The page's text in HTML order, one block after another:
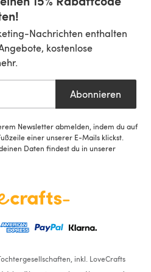
Nachrichten enthalten
kostenlose
Abonnieren
Newsletter abmelden, indem du auf
einer unserer E-Mails klickst.
Daten findest du in unserer
inkl. LoveCrafts